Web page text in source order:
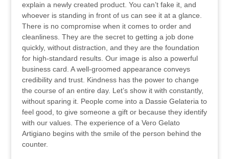
explain a newly created product. You can’t fake it, and
whoever is standing in front of us can see it at a glance.
There is no compromise when it comes to order and
cleanliness. They are the secret to getting a job done
quickly, without distraction, and they are the foundation
for high-standard results. Our image is also a powerful
business card. A well-groomed appearance conveys
credibility and trust. Kindness has the power to change
the course of an entire day. Let’s show it with constantly,
without sparing it. People come into a Dassie Gelateria to
feel good, to give someone a gift or because they identify
with our values. The experience of a Vero Gelato
Artigiano begins with the smile of the person behind the
counter.